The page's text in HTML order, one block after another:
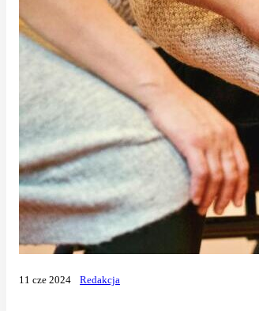
11 cze 2024 Redakcja